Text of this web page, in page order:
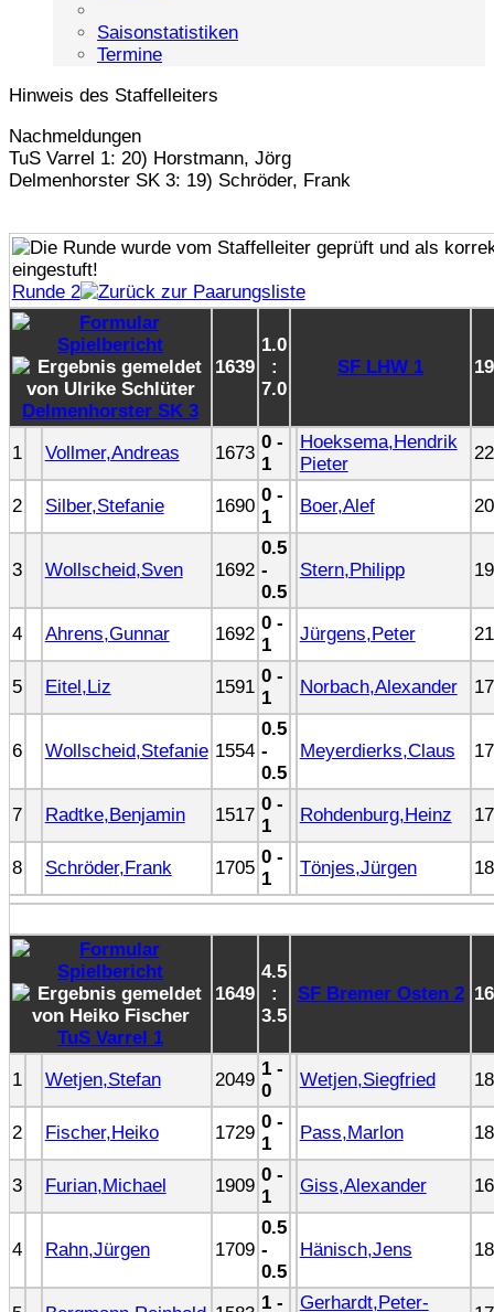
Saisonstatistiken
Termine
Hinweis des Staffelleiters
Nachmeldungen
TuS Varrel 1: 20) Horstmann, Jörg
Delmenhorster SK 3: 19) Schröder, Frank
Runde 2
Delmenhorster SK 3
1639
1.0
:
7.0
SF LHW 1
1 Vollmer,Andreas 1673
0 -
1
Hoeksema,Hendrik
Pieter
2 Silber,Stefanie 1690
0 -
1
Boer,Alef
3 Wollscheid,Sven 1692
0.5
-
0.5
Stern,Philipp
4 Ahrens,Gunnar 1692
0 -
1
Jürgens,Peter
5 Eitel,Liz 1591
0 -
1
Norbach,Alexander
6 Wollscheid,Stefanie 1554
0.5
-
0.5
Meyerdierks,Claus
7 Radtke,Benjamin 1517
0 -
1
Rohdenburg,Heinz
8 Schröder,Frank 1705
0 -
1
Tönjes,Jürgen
TuS Varrel 1
1649
4.5
:
3.5
SF Bremer Osten 2
1 Wetjen,Stefan 2049
1 -
0
Wetjen,Siegfried
2 Fischer,Heiko 1729
0 -
1
Pass,Marlon
3 Furian,Michael 1909
0 -
1
Giss,Alexander
4 Rahn,Jürgen 1709
0.5
-
0.5
Hänisch,Jens
1 -
Gerhardt,Peter-